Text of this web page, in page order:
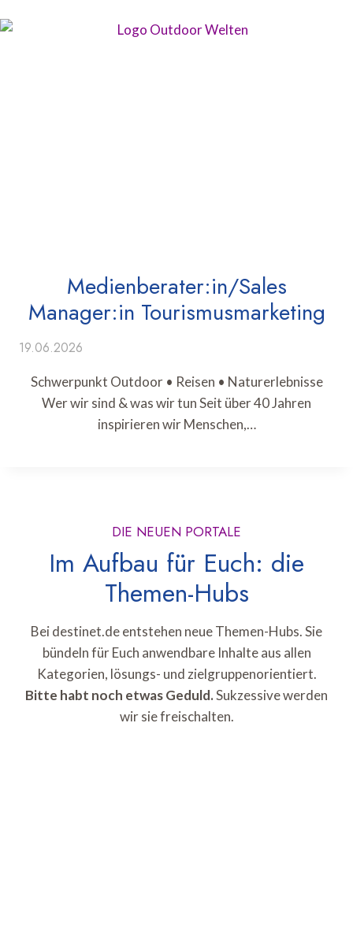
Medienberater:in/Sales
Manager:in Tourismusmarketing
19.06.2026
Schwerpunkt Outdoor • Reisen • Naturerlebnisse
Wer wir sind & was wir tun Seit über 40 Jahren
inspirieren wir Menschen,…
DIE NEUEN PORTALE
Im Aufbau für Euch: die
Themen-Hubs
Bei destinet.de entstehen neue Themen-Hubs. Sie
bündeln für Euch anwendbare Inhalte aus allen
Kategorien, lösungs- und zielgruppenorientiert.
Bitte habt noch etwas Geduld.Sukzessive werden
wir sie freischalten.